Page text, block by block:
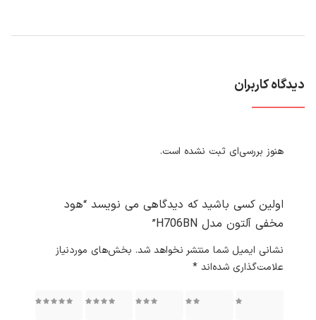
دیدگاه کاربران
هنوز بررسی‌ای ثبت نشده است.
اولین کسی باشید که دیدگاهی می نویسد “هود
مخفی آلتون مدل H706BN”
نشانی ایمیل شما منتشر نخواهد شد. بخش‌های موردنیاز
علامت‌گذاری شده‌اند *
۳ از ۵ ۴ از ۵ ۵ از ۵